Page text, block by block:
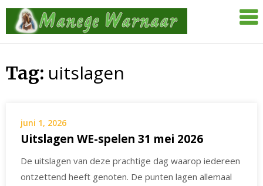
Skip
content
Manege
Tag: uitslagen
juni 1, 2026
Uitslagen WE-spelen 31 mei 2026
De uitslagen van deze prachtige dag waarop iedereen
ontzettend heeft genoten. De punten lagen allemaal